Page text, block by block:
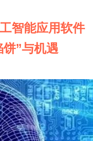
智能应用软件
”与机遇